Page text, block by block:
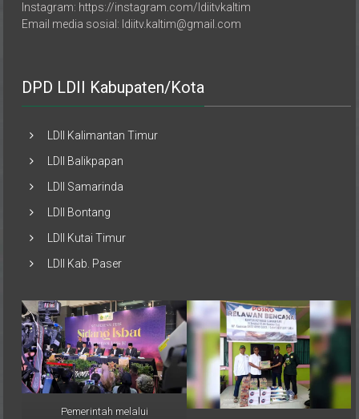
Instagram: https://instagram.com/ldiitvkaltim
Email media sosial: ldiitv.kaltim@gmail.com
DPD LDII Kabupaten/Kota
LDII Kalimantan Timur
LDII Balikpapan
LDII Samarinda
LDII Bontang
LDII Kutai Timur
LDII Kab. Paser
Pemerintah melalui